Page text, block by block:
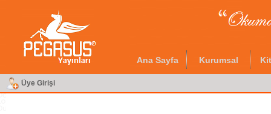
Ana Sayfa Kurumsal
Üye Girişi